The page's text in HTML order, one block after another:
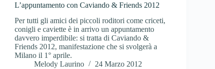
L’appuntamento con Caviando & Friends 2012
Per tutti gli amici dei piccoli roditori come criceti,
conigli e caviette è in arrivo un appuntamento
davvero imperdibile: si tratta di Caviando &
Friends 2012, manifestazione che si svolgerà a
Milano il 1° aprile.
Melody Laurino
24 Marzo 2012